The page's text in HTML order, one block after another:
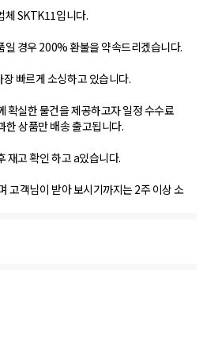
체 SKTK11입니다.
경우 200% 환불을 약속드리겠습니다.
빠르게 소싱하고 있습니다.
확실한 물건을 제공하고자 일정 수수료
한 상품만 배송 출고됩니다.
재고 확인 하고 a있습니다.
고객님이 받아 보시기까지는 2주 이상 소